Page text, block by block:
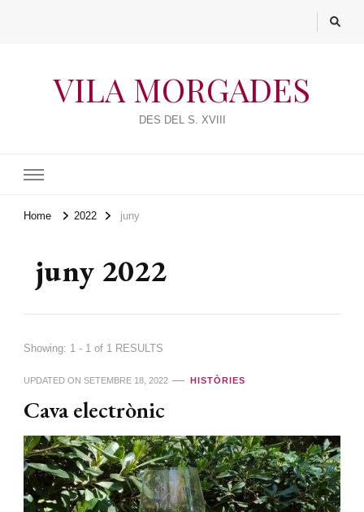
VILA MORGADES
DES DEL S. XVIII
Home 2022 juny
juny 2022
Showing: 1 - 1 of 1 RESULTS
UPDATED ON SETEMBRE 18, 2022 HISTÒRIES
Cava electrònic